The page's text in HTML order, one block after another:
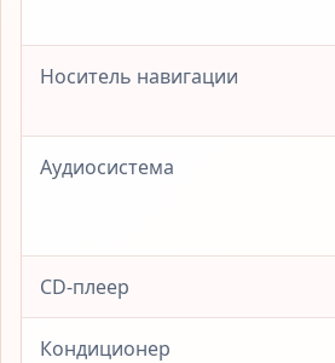
Носитель навигации
Аудиосистема
CD-плеер
Кондиционер